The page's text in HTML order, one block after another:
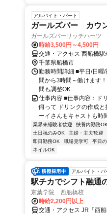
アルバイト・パート
ガールズバー カウ
ガールズバーリッチハーツ
時給3,500円～4,500円
交通・アクセス 西船橋駅
千葉県船橋市
勤務時間詳細 ■平日/日
間から3時間～働けます
間も調整OK...
仕事内容 ■仕事内容：ド
伺って ドリンクの作成
ーイさんもキャストも時
業界未経験者歓迎 扶養内勤務OK
土日祝のみOK
主婦・主夫歓迎
即日勤務OK
職場見学可 平日
ネイルOK
アルバイト・パ
駅チカでシフト融通
京葉学院 西船橋校
時給2,200円以上
交通・アクセス JR「西